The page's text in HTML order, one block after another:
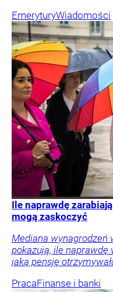
EmeryturyWiadomości
Ile naprawdę
mogą zaskoczyć
Mediana wynagrodzeń
pokazują, ile naprawdę
jaką pensję
PracaFinanse i banki